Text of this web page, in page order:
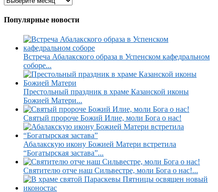
Популярные новости
Встреча Абалакского образа в Успенском кафедральном
соборе...
Престольный праздник в храме Казанской иконы
Божией Матери...
Святый пророче Божий Илие, моли Бога о нас!
Абалакскую икону Божией Матери встретила
“Богатырская застава”...
Святителю отче наш Сильвестре, моли Бога о нас!...